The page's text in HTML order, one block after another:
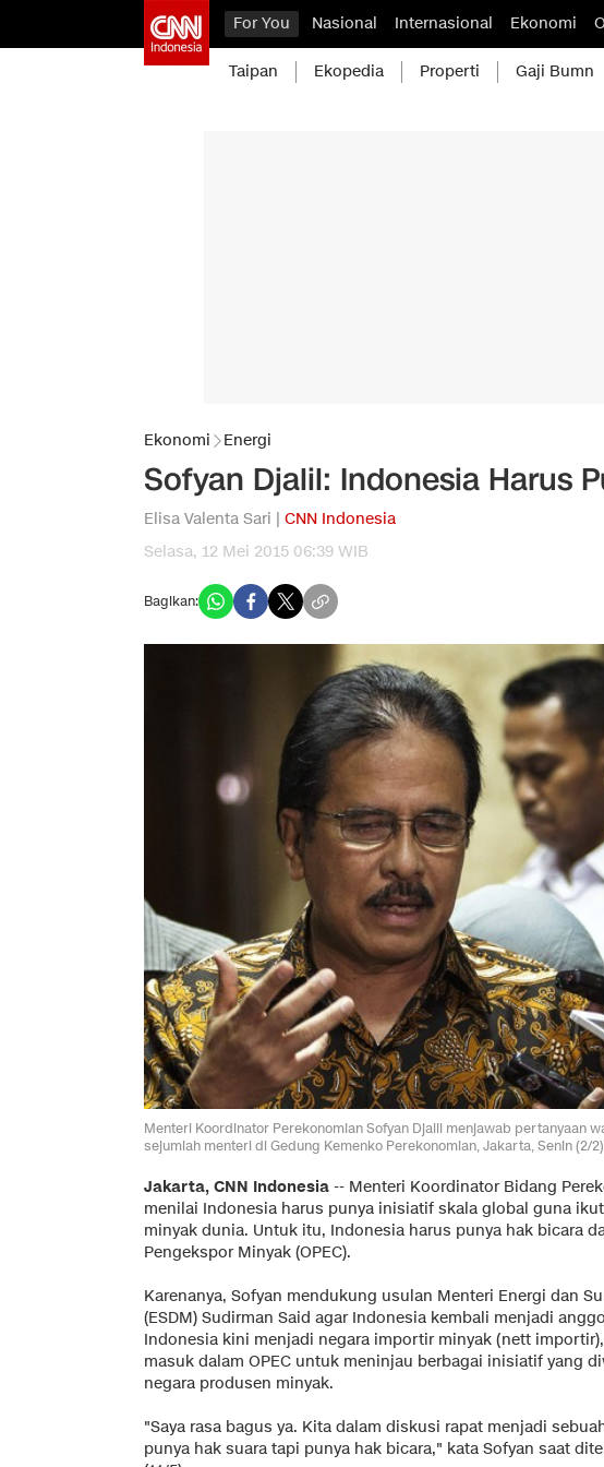
For You Nasional Internasional Ekonomi
Taipan Ekopedia Properti Gaji Bumn
Ekonomi Energi
Sofyan Djalil: Indonesia Harus
Elisa Valenta Sari | CNN Indonesia
Selasa, 12 Mei 2015 06:39 WIB
Bagikan:
Menteri Koordinator Perekonomian Sofyan Djalil menjawab pertanyaan
sejumlah menteri di Gedung Kemenko Perekonomian, Jakarta, Senin (2/
Jakarta, CNN Indonesia -- Menteri Koordinator Bidang
menilai Indonesia harus punya inisiatif skala global guna
minyak dunia. Untuk itu, Indonesia harus punya hak bicara
Pengekspor Minyak (OPEC).
Karenanya, Sofyan mendukung usulan Menteri Energi dan
(ESDM) Sudirman Said agar Indonesia kembali menjadi
Indonesia kini menjadi negara importir minyak (nett
masuk dalam OPEC untuk meninjau berbagai inisiatif yang
negara produsen minyak.
"Saya rasa bagus ya. Kita dalam diskusi rapat menjadi
punya hak suara tapi punya hak bicara," kata Sofyan saat